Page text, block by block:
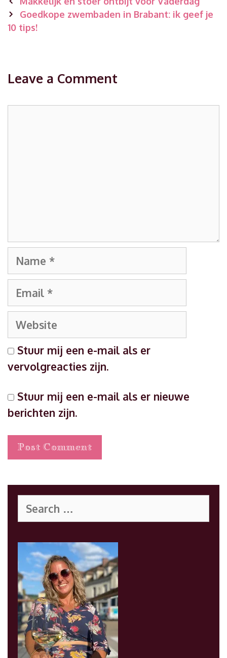
navigation
Goedkope zwembaden in Brabant: ik geef je
10 tips!
Leave a Comment
Name
Email
Website
Stuur mij een e-mail als er
vervolgreacties zijn.
Stuur mij een e-mail als er nieuwe
berichten zijn.
for: